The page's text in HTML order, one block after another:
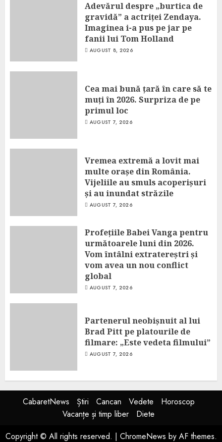
Adevărul despre „burtica de
gravidă” a actriței Zendaya.
Imaginea i-a pus pe jar pe
fanii lui Tom Holland
AUGUST 8, 2026
Cea mai bună țară în care să te
muți în 2026. Surpriza de pe
primul loc
AUGUST 7, 2026
Vremea extremă a lovit mai
multe orașe din România.
Vijeliile au smuls acoperișuri
și au inundat străzile
AUGUST 7, 2026
Profețiile Babei Vanga pentru
următoarele luni din 2026.
Vom întâlni extratereștri și
vom avea un nou conflict
global
AUGUST 7, 2026
Partenerul neobișnuit al lui
Brad Pitt pe platourile de
filmare: „Este vedeta filmului”
AUGUST 7, 2026
CabaretNews Știri Cancan Vedete
Horoscop
Vacanțe și timp liber
Diete
Copyright © All rights reserved. | ChromeNews by AF themes.